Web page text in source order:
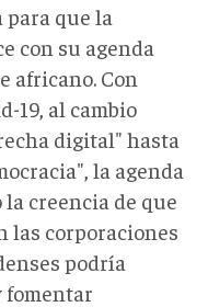
que la
con su agenda
africano. Con
19, al cambio
digital" hasta
la agenda
creencia de que
las corporaciones
podría
fomentar